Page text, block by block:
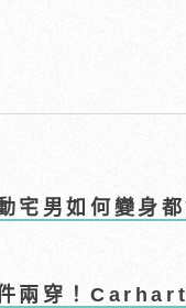
宅男如何變身
兩穿！